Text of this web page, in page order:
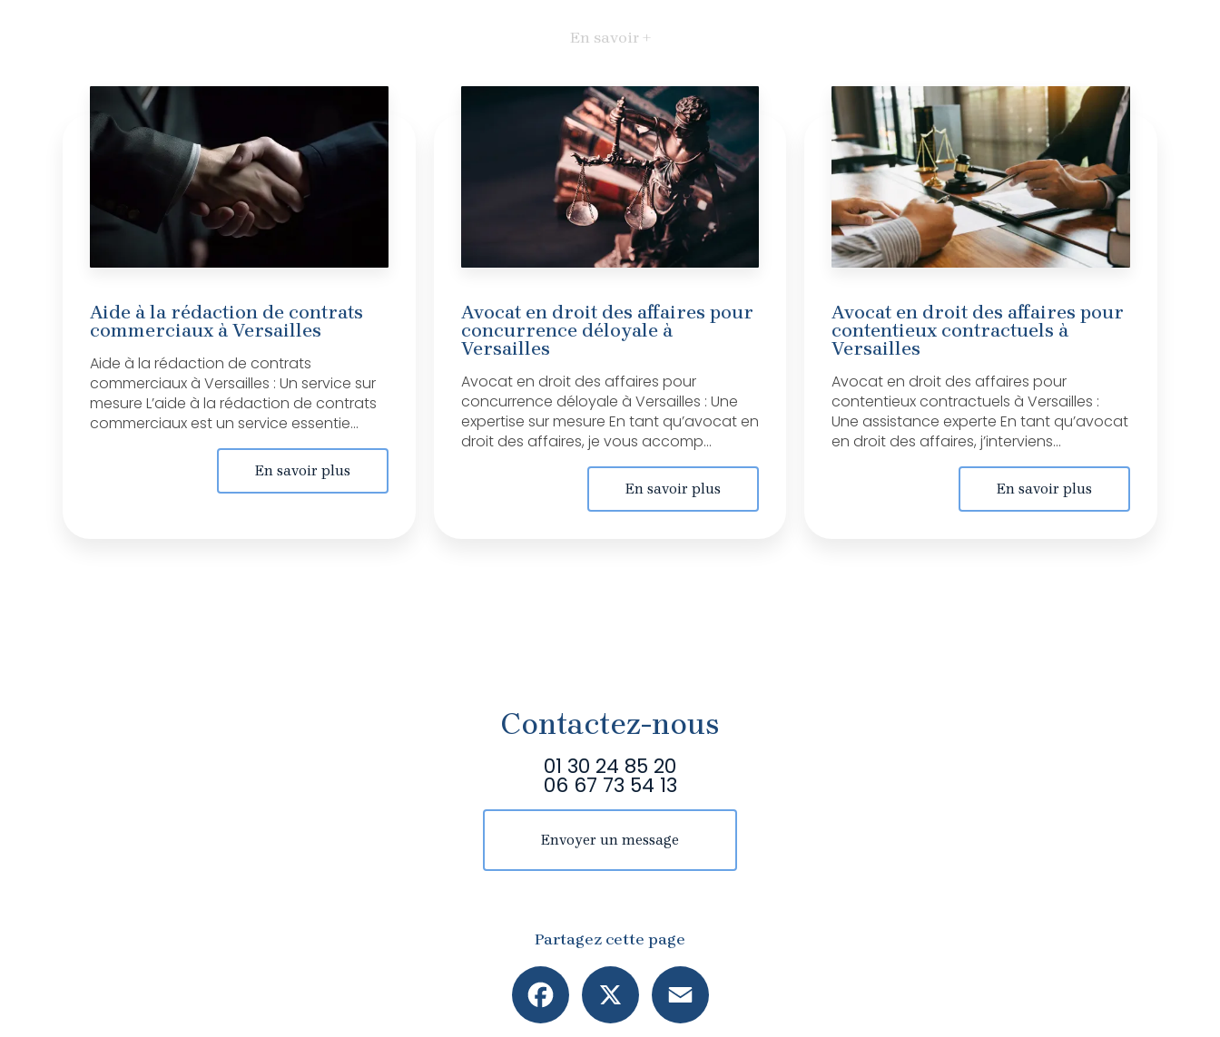
En savoir +
Aide à la rédaction de contrats
commerciaux à Versailles
Aide à la rédaction de contrats
commerciaux à Versailles : Un service sur
mesure L’aide à la rédaction de contrats
commerciaux est un service essentie...
En savoir plus
Avocat en droit des affaires pour
concurrence déloyale à
Versailles
Avocat en droit des affaires pour
concurrence déloyale à Versailles : Une
expertise sur mesure En tant qu’avocat en
droit des affaires, je vous accomp...
En savoir plus
Avocat en droit des affaires pour
contentieux contractuels à
Versailles
Avocat en droit des affaires pour
contentieux contractuels à Versailles :
Une assistance experte En tant qu’avocat
en droit des affaires, j’interviens...
En savoir plus
Contactez-nous
01 30 24 85 20
06 67 73 54 13
Envoyer un message
Partagez cette page
Facebook